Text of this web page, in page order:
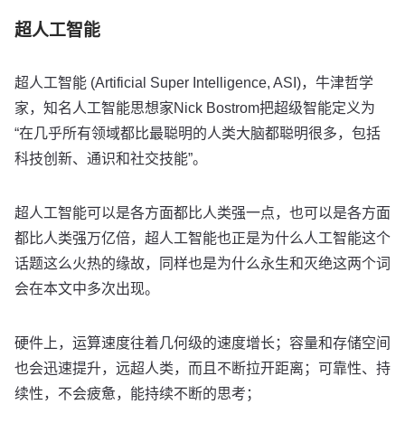
超人工智能
超人工智能 (Artificial Super Intelligence, ASI)，牛津哲学
家，知名人工智能思想家Nick Bostrom把超级智能定义为
“在几乎所有领域都比最聪明的人类大脑都聪明很多，包括
科技创新、通识和社交技能”。
超人工智能可以是各方面都比人类强一点，也可以是各方面
都比人类强万亿倍，超人工智能也正是为什么人工智能这个
话题这么火热的缘故，同样也是为什么永生和灭绝这两个词
会在本文中多次出现。
硬件上，运算速度往着几何级的速度增长；容量和存储空间
也会迅速提升，远超人类，而且不断拉开距离；可靠性、持
续性，不会疲惫，能持续不断的思考；